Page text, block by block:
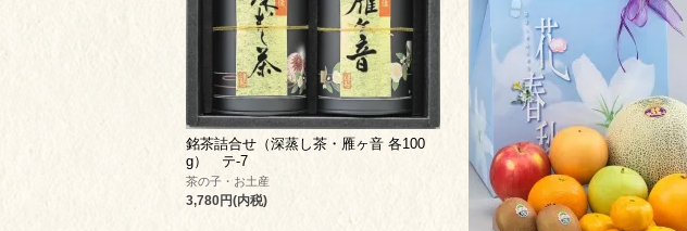
銘茶詰合せ（深蒸し茶・雁ヶ音 各100
g） テ-7
茶の子・お土産
3,780円(内税)